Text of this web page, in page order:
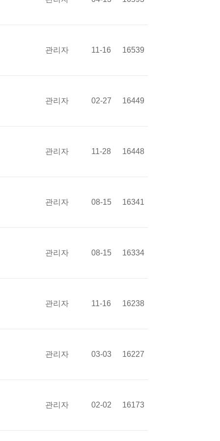
관리자 11-16 16539
관리자 02-27 16449
관리자 11-28 16448
관리자 08-15 16341
관리자 08-15 16334
관리자 11-16 16238
관리자 03-03 16227
관리자 02-02 16173